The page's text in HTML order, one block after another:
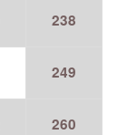
238
249
260